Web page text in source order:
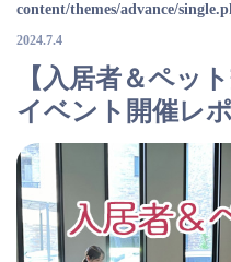
content/themes/advance/
2024.7.4
【入居者＆ペッ
イベント開催レ